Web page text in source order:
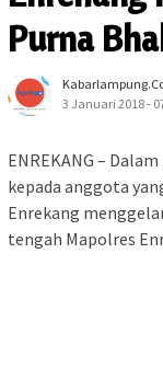
Purna
3 Januari 2018 -
ENREKANG –
kepada anggota
Enrekang
tengah Mapolres